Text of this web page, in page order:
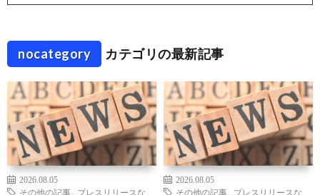
nocategory カテゴリの最新記事
2026.08.05
その他の記事
プレスリリースな
2026.08.05
その他の記事
プレスリリースな